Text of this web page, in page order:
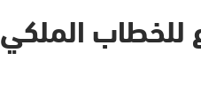
للخطاب الملكي